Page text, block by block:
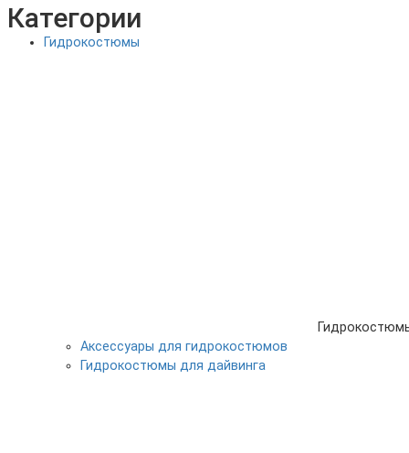
Категории
Гидрокостюмы
Аксессуары для гидрокостюмов
Гидрокостюмы для дайвинга